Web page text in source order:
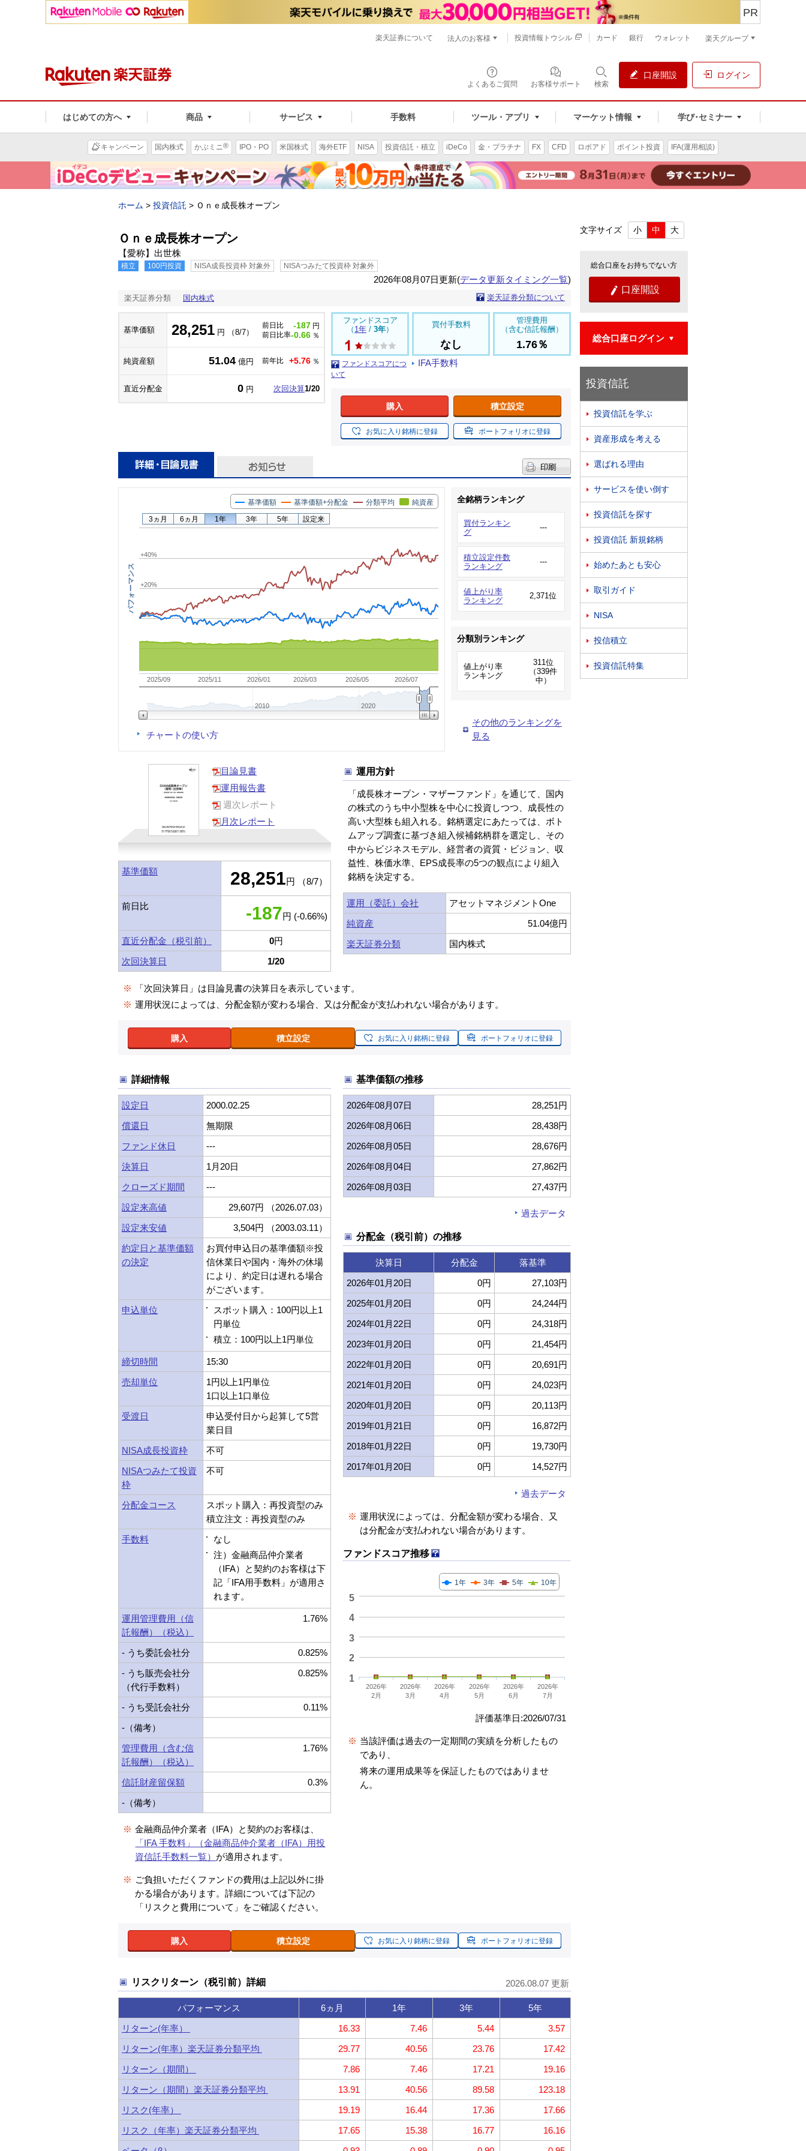
よくあるご質問 お客様サポート 検索
口座開設 ログイン
はじめての方へ 商品 サービス 手数料 ツール・アプリ マーケット情報 学び･セミナー
PR
楽天証券について 法人のお客様 投資情報トウシル カード 銀行 ウォレット 楽天グループ
キャンペーン 国内株式 かぶミニ® IPO・PO 米国株式 海外ETF NISA 投資信託・積立 iDeCo 金・プラチナ FX CFD ロボアド ポイント投資 IFA(運用相談)
ホーム > 投資信託 > Ｏｎｅ成長株オープン
Ｏｎｅ成長株オープン
【愛称】出世株
積立 100円投資 NISA成長投資枠 対象外 NISAつみたて投資枠 対象外
2026年08月07日更新(データ更新タイミング一覧)
楽天証券分類 国内株式 楽天証券分類について
基準価額 28,251 円 （8/7）
前日比 -187 円
前日比率-0.66 ％
純資産額 51.04 億円 前年比 +5.76 ％
直近分配金 0 円 次回決算1/20
ファンドスコア
（ 1年 / 3年）
ファンドスコアにつ
いて
買付手数料
なし
IFA手数料
管理費用
（含む信託報酬）
1.76％
購入 積立設定
お気に入り銘柄に登録 ポートフォリオに登録
パフォーマンス
基準価額 基準価額+分配金 分類平均 純資産
2025/09 2025/11 2026/01 2026/03 2026/05 2026/07
2010 2020
0%
+20%
+40%
3ヵ月 6ヵ月 1年 3年 5年 設定来
チャートの使い方
全銘柄ランキング
買付ランキン
グ
---
積立設定件数
ランキング
---
値上がり率
ランキング
2,371位
分類別ランキング
値上がり率
ランキング
311位
（339件
中）
その他のランキングを
見る
目論見書
運用報告書
週次レポート
月次レポート
基準価額 28,251円 （8/7）
前日比 -187円 (-0.66%)
直近分配金（税引前） 0円
次回決算日
1/20
運用方針
「成長株オープン・マザーファンド」を通じて、国内
の株式のうち中小型株を中心に投資しつつ、成長性の
高い大型株も組入れる。銘柄選定にあたっては、ボト
ムアップ調査に基づき組入候補銘柄群を選定し、その
中からビジネスモデル、経営者の資質・ビジョン、収
益性、株価水準、EPS成長率の5つの観点により組入
銘柄を決定する。
運用（委託）会社
アセットマネジメントOne
純資産
51.04億円
楽天証券分類
国内株式
※
「次回決算日」は目論見書の決算日を表示しています。
※ 運用状況によっては、分配金額が変わる場合、又は分配金が支払われない場合があります。
購入 積立設定 お気に入り銘柄に登録 ポートフォリオに登録
詳細情報
設定日
2000.02.25
償還日
無期限
ファンド休日
---
決算日
1月20日
クローズド期間
---
設定来高値
29,607円 （2026.07.03）
設定来安値
3,504円 （2003.03.11）
約定日と基準価額
の決定
お買付申込日の基準価額※投
信休業日や国内・海外の休場
により、約定日は遅れる場合
がございます。
申込単位
スポット購入：100円以上1
円単位
積立：100円以上1円単位
締切時間
15:30
売却単位
1円以上1円単位
1口以上1口単位
受渡日
申込受付日から起算して5営
業日目
NISA成長投資枠
不可
NISAつみたて投資
枠
不可
分配金コース
スポット購入：再投資型のみ
積立注文：再投資型のみ
手数料
なし
注）金融商品仲介業者
（IFA）と契約のお客様は下
記「IFA用手数料」が適用さ
れます。
運用管理費用（信
託報酬）（税込）
1.76%
- うち委託会社分
0.825%
- うち販売会社分
（代行手数料）
0.825%
- うち受託会社分
0.11%
-（備考）
管理費用（含む信
託報酬）（税込）
1.76%
信託財産留保額
0.3%
-（備考）
※ 金融商品仲介業者（IFA）と契約のお客様は、
「IFA 手数料」（金融商品仲介業者（IFA）用投
資信託手数料一覧） が適用されます。
※ ご負担いただくファンドの費用は上記以外に掛
かる場合があります。詳細については下記の
「リスクと費用について」をご確認ください。
基準価額の推移
2026年08月07日
28,251円
2026年08月06日
28,438円
2026年08月05日
28,676円
2026年08月04日
27,862円
2026年08月03日
27,437円
過去データ
分配金（税引前）の推移
決算日 分配金
落基準
2026年01月20日
0円
27,103円
2025年01月20日
0円
24,244円
2024年01月22日
0円
24,318円
2023年01月20日
0円
21,454円
2022年01月20日
0円
20,691円
2021年01月20日
0円
24,023円
2020年01月20日
0円
20,113円
2019年01月21日
0円
16,872円
2018年01月22日
0円
19,730円
2017年01月20日
0円 14,527円
過去データ
※ 運用状況によっては、分配金額が変わる場合、又
は分配金が支払われない場合があります。
ファンドスコア推移
1年 3年 5年 10年
2026年
2月
2026年
3月
2026年
4月
2026年
5月
2026年
6月
2026年
7月
1
2
3
4
5
評価基準日:2026/07/31
※ 当該評価は過去の一定期間の実績を分析したもの
であり、
将来の運用成果等を保証したものではありませ
ん。
購入 積立設定 お気に入り銘柄に登録 ポートフォリオに登録
リスクリターン（税引前）詳細 2026.08.07 更新
パフォーマンス 6ヵ月 1年 3年
5年
リターン(年率）
16.33 7.46 5.44
3.57
リターン(年率）楽天証券分類平均
29.77 40.56 23.76
17.42
リターン（期間）
7.86 7.46 17.21
19.16
リターン（期間）楽天証券分類平均
13.91 40.56 89.58
123.18
リスク(年率）
19.19 16.44 17.36
17.66
リスク（年率）楽天証券分類平均
17.65 15.38 16.77
16.16
文字サイズ 小 中 大
総合口座をお持ちでない方
 口座開設
総合口座ログイン
投資信託
 投資信託を学ぶ
 資産形成を考える
 選ばれる理由
 サービスを使い倒す
 投資信託を探す
 投資信託 新規銘柄
 始めたあとも安心
 取引ガイド
 NISA
 投信積立
 投資信託特集